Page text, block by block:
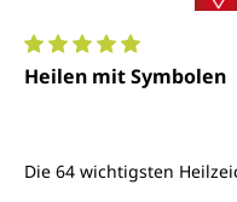
Durchschnittliche
Heilen mit Symbolen
Die 64 wichtigsten